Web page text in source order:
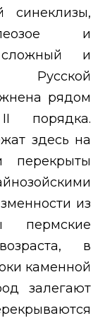
синеклизы,
и
и
Русской
рядом
II порядка.
здесь на
перекрыты
из
пермские
в
каменной
залегают